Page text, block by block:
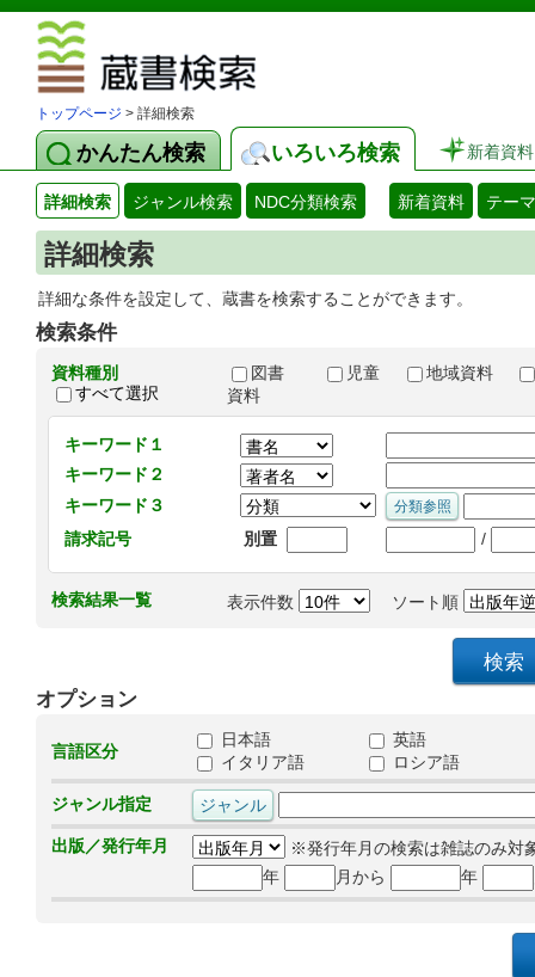
トップページ > 詳細検索
かんたん検索 いろいろ検索 新着資料
詳細検索 ジャンル検索 NDC分類検索 新着資料 テー
詳細検索
詳細な条件を設定して、蔵書を検索することができます。
検索条件
資料種別
すべて選択
図書 児童
地域資料
資料
キーワード１
キーワード２
キーワード３
請求記号
別置 /
検索結果一覧 表示件数 ソート順
オプション
言語区分
日本語
英語
イタリア語
ロシア語
ジャンル指定
出版／発行年月
※発行年月の検索は雑誌のみ対
年
月から 年